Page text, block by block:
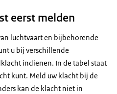
eerst melden
luchtvaart en bijbehorende
u bij verschillende
indienen. In de tabel staat
kunt. Meld uw klacht bij de
kan de klacht niet in